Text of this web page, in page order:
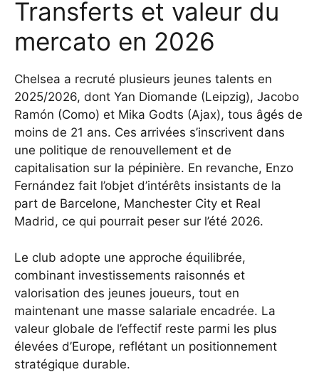
Transferts et valeur du
mercato en 2026
Chelsea a recruté plusieurs jeunes talents en
2025/2026, dont Yan Diomande (Leipzig), Jacobo
Ramón (Como) et Mika Godts (Ajax), tous âgés de
moins de 21 ans. Ces arrivées s’inscrivent dans
une politique de renouvellement et de
capitalisation sur la pépinière. En revanche, Enzo
Fernández fait l’objet d’intérêts insistants de la
part de Barcelone, Manchester City et Real
Madrid, ce qui pourrait peser sur l’été 2026.
Le club adopte une approche équilibrée,
combinant investissements raisonnés et
valorisation des jeunes joueurs, tout en
maintenant une masse salariale encadrée. La
valeur globale de l’effectif reste parmi les plus
élevées d’Europe, reflétant un positionnement
stratégique durable.